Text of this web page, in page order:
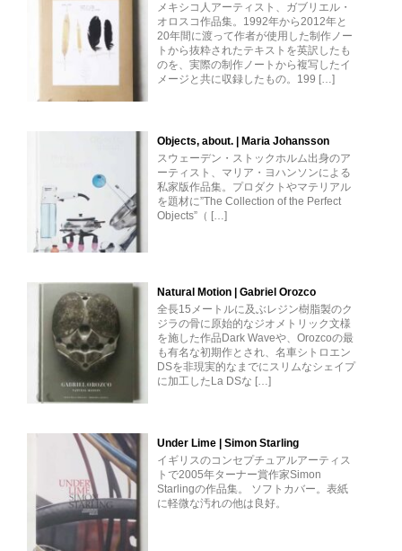
メキシコ人アーティスト、ガブリエル・
オロスコ作品集。1992年から2012年と
20年間に渡って作者が使用した制作ノー
トから抜粋されたテキストを英訳したも
のを、実際の制作ノートから複写したイ
メージと共に収録したもの。199 […]
Objects, about. | Maria Johansson
スウェーデン・ストックホルム出身のア
ーティスト、マリア・ヨハンソンによる
私家版作品集。プロダクトやマテリアル
を題材に”The Collection of the Perfect
Objects”（ […]
Natural Motion | Gabriel Orozco
全長15メートルに及ぶレジン樹脂製のク
ジラの骨に原始的なジオメトリック文様
を施した作品Dark Waveや、Orozcoの最
も有名な初期作とされ、名車シトロエン
DSを非現実的なまでにスリムなシェイプ
に加工したLa DSな […]
Under Lime | Simon Starling
イギリスのコンセプチュアルアーティス
トで2005年ターナー賞作家Simon
Starlingの作品集。 ソフトカバー。表紙
に軽微な汚れの他は良好。